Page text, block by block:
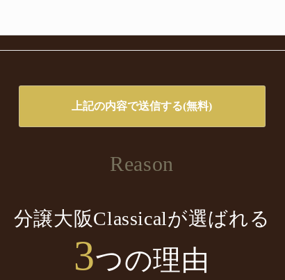
Reason
分譲大阪Classicalが選ばれる
3つの理由